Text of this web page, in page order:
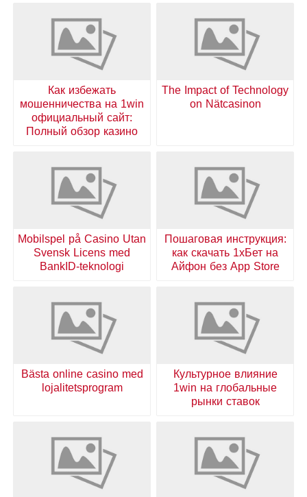
The Impact of Technology
on Nätcasinon
Как избежать
мошенничества на 1win
официальный сайт:
Полный обзор казино
Пошаговая инструкция:
как скачать 1хБет на
Айфон без App Store
Mobilspel på Casino Utan
Svensk Licens med
BankID-teknologi
Культурное влияние
1win на глобальные
рынки ставок
Bästa online casino med
lojalitetsprogram